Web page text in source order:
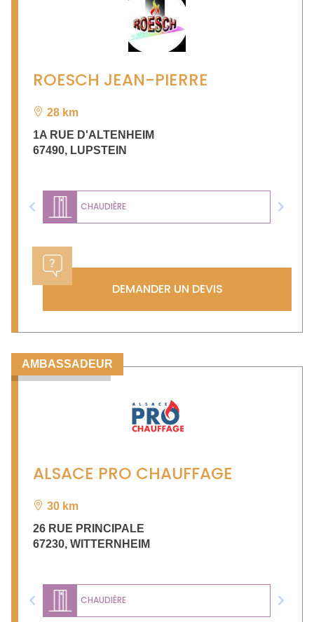
ROESCH JEAN-PIERRE
28 km
1A RUE D'ALTENHEIM
67490, LUPSTEIN
CHAUDIÈRE
Previous Next
DEMANDER UN DEVIS
AMBASSADEUR
ALSACE PRO CHAUFFAGE
30 km
26 RUE PRINCIPALE
67230, WITTERNHEIM
CHAUDIÈRE
Previous Next